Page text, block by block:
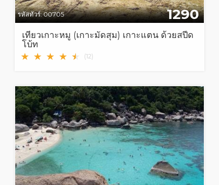
รหัสทัวร์:00705 1290
เที่ยวเกาะหมู (เกาะมัดสุม) เกาะแตน ด้วยสปีด
โบ้ท
★ ★ ★ ★ ★
★ (12)